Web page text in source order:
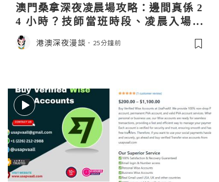
澳門桑拿深夜凌晨場攻略：邊間真係 2
4 小時？技師當班時段、凌晨入場流
程、過夜安排一次過講清
港澳深夜漫談 25分鐘前